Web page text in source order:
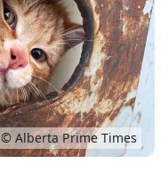
© Alberta Prime Times